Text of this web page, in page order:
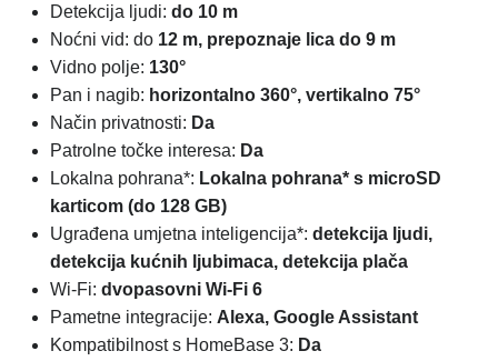
Detekcija ljudi: do 10 m
Noćni vid: do 12 m, prepoznaje lica do 9 m
Vidno polje: 130°
Pan i nagib: horizontalno 360°, vertikalno 75°
Način privatnosti: Da
Patrolne točke interesa: Da
Lokalna pohrana*: Lokalna pohrana* s microSD
karticom (do 128 GB)
Ugrađena umjetna inteligencija*: detekcija ljudi,
detekcija kućnih ljubimaca, detekcija plača
Wi-Fi: dvopasovni Wi-Fi 6
Pametne integracije: Alexa, Google Assistant
Kompatibilnost s HomeBase 3: Da